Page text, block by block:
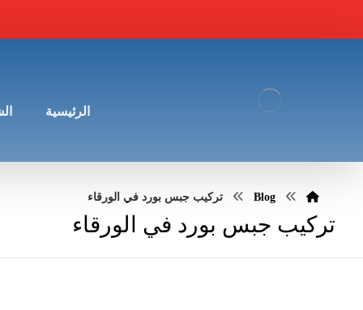
الرئيسية
Blog تركيب جبس بورد في الورقاء
تركيب جبس بورد في الورقاء